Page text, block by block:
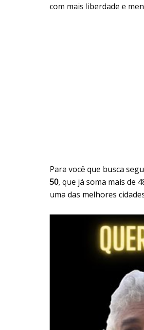
com mais liberdade e
Para você que busca
50, que já soma mais de
uma das melhores